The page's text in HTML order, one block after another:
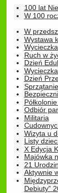
100 lat
W 100
W
Wystawa
Ruch w
Dzień
Dzień
Odbiór
Militaria
Wizyta u
Listy
X Edycja
Majówka
21
Aktywnie
Debiuty”